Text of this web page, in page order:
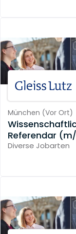
München (Vor Ort)
Referendar
Diverse Jobarten